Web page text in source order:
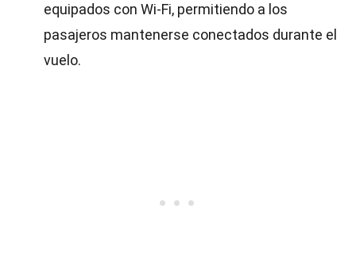
equipados con Wi-Fi, permitiendo a los
pasajeros mantenerse conectados durante el
vuelo.